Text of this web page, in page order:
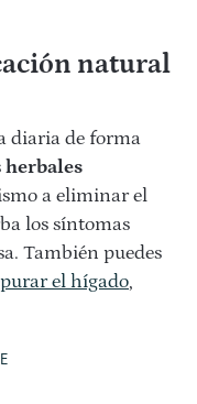
natural
diaria de forma
herbales
a eliminar el
los síntomas
También puedes
el hígado,